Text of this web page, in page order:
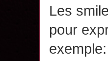
Les
pour